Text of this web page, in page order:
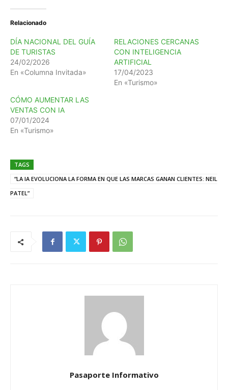
Relacionado
DÍA NACIONAL DEL GUÍA
DE TURISTAS
24/02/2026
En «Columna Invitada»
RELACIONES CERCANAS
CON INTELIGENCIA
ARTIFICIAL
17/04/2023
En «Turismo»
CÓMO AUMENTAR LAS
VENTAS CON IA
07/01/2024
En «Turismo»
TAGS
“LA IA EVOLUCIONA LA FORMA EN QUE LAS MARCAS GANAN CLIENTES: NEIL
PATEL”
Pasaporte Informativo